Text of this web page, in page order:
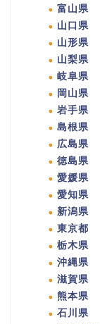
富山県
山口県
山形県
山梨県
岐阜県
岡山県
岩手県
島根県
広島県
徳島県
愛媛県
愛知県
新潟県
東京都
栃木県
沖縄県
滋賀県
熊本県
石川県